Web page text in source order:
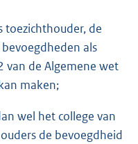
toezichthouder, de
als
van de Algemene wet
maken;
wel het college van
de bevoegdheid